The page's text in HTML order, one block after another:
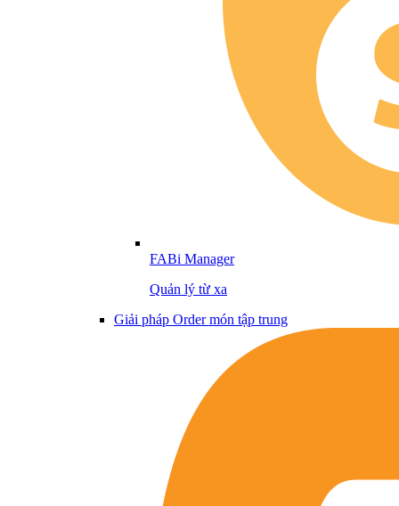
FABi Manager
Quản lý từ xa
Giải pháp Order món tập trung